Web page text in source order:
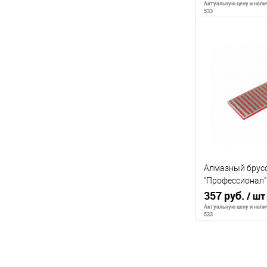
Актуальную цену и
533
К сравнению
В избранное
Алмазный
средняя
50х150мм
357 руб. / шт
Актуальную цену и
533